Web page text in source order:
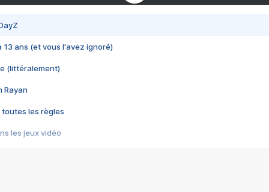
13 ans (et vous l'avez ignoré)
(littéralement)
Rayan
toutes les règles
les jeux vidéo